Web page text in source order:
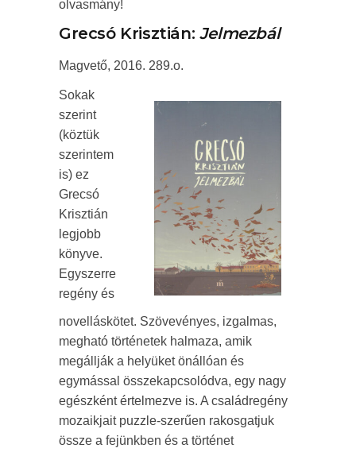
olvasmány!
Grecsó Krisztián: Jelmezbál
Magvető, 2016. 289.o.
Sokak
szerint
(köztük
szerintem
is) ez
Grecsó
Krisztián
legjobb
könyve.
Egyszerre
regény és
novelláskötet. Szövevényes, izgalmas,
megható történetek halmaza, amik
megállják a helyüket önállóan és
egymással összekapcsolódva, egy nagy
egészként értelmezve is. A családregény
mozaikjait puzzle-szerűen rakosgatjuk
össze a fejünkben és a történet